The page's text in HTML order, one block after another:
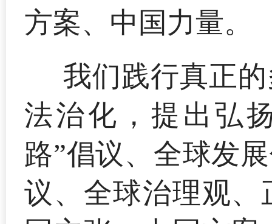
方案、中国力量。
我们践行真正
法治化，提出弘
路”倡议、全球发
议、全球治理观